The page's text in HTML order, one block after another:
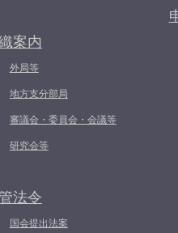
案内
外局等
地方支分部局
審議会・委員会・会議等
研究会等
法令
国会提出法案